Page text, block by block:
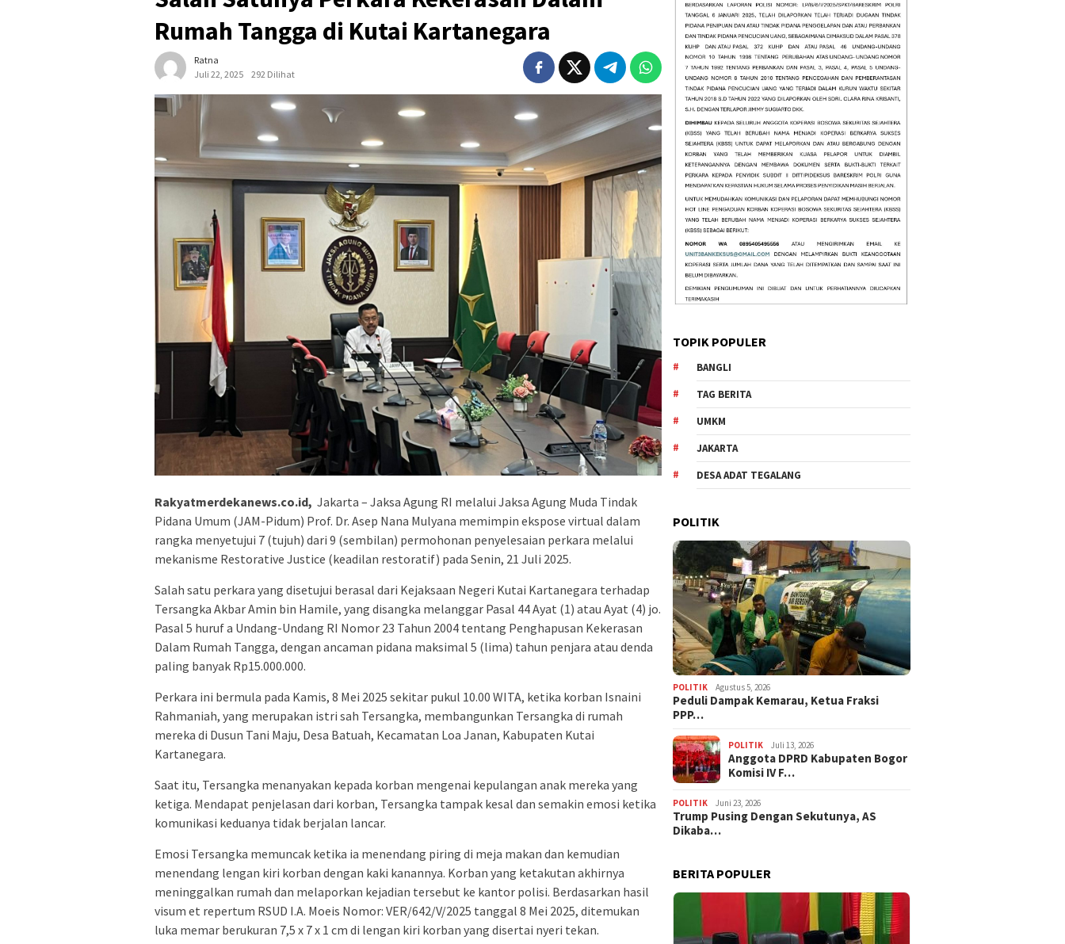
Rumah Tangga di Kutai Kartanegara
Ratna
Juli 22, 2025
292 Dilihat
Rakyatmerdekanews.co.id, Jakarta – Jaksa Agung RI melalui Jaksa Agung Muda Tindak
Pidana Umum (JAM-Pidum) Prof. Dr. Asep Nana Mulyana memimpin ekspose virtual dalam
rangka menyetujui 7 (tujuh) dari 9 (sembilan) permohonan penyelesaian perkara melalui
mekanisme Restorative Justice (keadilan restoratif) pada Senin, 21 Juli 2025.
Salah satu perkara yang disetujui berasal dari Kejaksaan Negeri Kutai Kartanegara terhadap
Tersangka Akbar Amin bin Hamile, yang disangka melanggar Pasal 44 Ayat (1) atau Ayat (4) jo.
Pasal 5 huruf a Undang-Undang RI Nomor 23 Tahun 2004 tentang Penghapusan Kekerasan
Dalam Rumah Tangga, dengan ancaman pidana maksimal 5 (lima) tahun penjara atau denda
paling banyak Rp15.000.000.
Perkara ini bermula pada Kamis, 8 Mei 2025 sekitar pukul 10.00 WITA, ketika korban Isnaini
Rahmaniah, yang merupakan istri sah Tersangka, membangunkan Tersangka di rumah
mereka di Dusun Tani Maju, Desa Batuah, Kecamatan Loa Janan, Kabupaten Kutai
Kartanegara.
Saat itu, Tersangka menanyakan kepada korban mengenai kepulangan anak mereka yang
ketiga. Mendapat penjelasan dari korban, Tersangka tampak kesal dan semakin emosi ketika
komunikasi keduanya tidak berjalan lancar.
Emosi Tersangka memuncak ketika ia menendang piring di meja makan dan kemudian
menendang lengan kiri korban dengan kaki kanannya. Korban yang ketakutan akhirnya
meninggalkan rumah dan melaporkan kejadian tersebut ke kantor polisi. Berdasarkan hasil
visum et repertum RSUD I.A. Moeis Nomor: VER/642/V/2025 tanggal 8 Mei 2025, ditemukan
luka memar berukuran 7,5 x 7 x 1 cm di lengan kiri korban yang disertai nyeri tekan.
TOPIK POPULER
BANGLI
TAG BERITA
UMKM
JAKARTA
DESA ADAT TEGALANG
POLITIK
POLITIK Agustus 5, 2026
‎Peduli Dampak Kemarau, Ketua Fraksi
PPP…
POLITIK Juli 13, 2026
Anggota DPRD Kabupaten Bogor
Komisi IV F…
POLITIK Juni 23, 2026
Trump Pusing Dengan Sekutunya, AS
Dikaba…
BERITA POPULER